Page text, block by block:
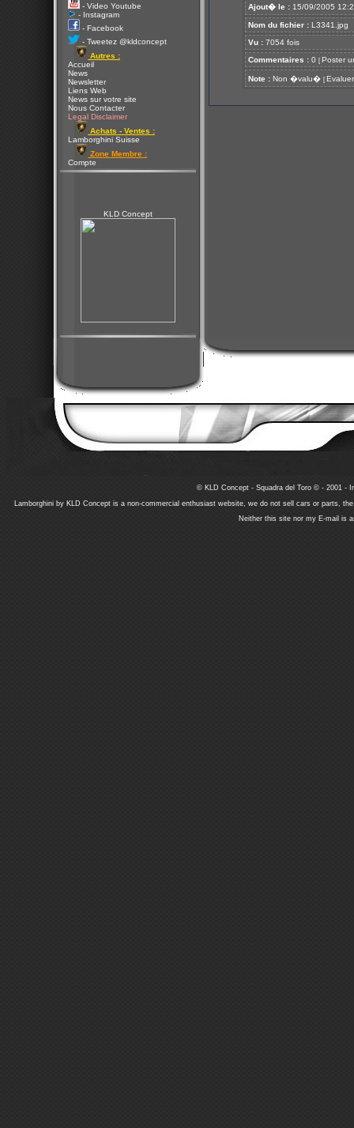
- Video Youtube
- Instagram
- Facebook
- Tweetez @kldconcept
Autres :
Accueil
News
Newsletter
Liens Web
News sur votre site
Nous Contacter
Legal Disclaimer
Achats - Ventes :
Lamborghini Suisse
Zone Membre :
Compte
KLD Concept
Ajout� le : 15/09/2005
Nom du fichier : L3341.jpg
Vu : 7054 fois
Commentaires : 0 [ Poster
Note : Non �valu� [ Evaluer
© KLD Concept - Squadra del Toro © - 2001 -
Lamborghini by KLD Concept is a non-commercial enthusiast website, we do not sell cars or parts,
Neither this site nor my E-mail is